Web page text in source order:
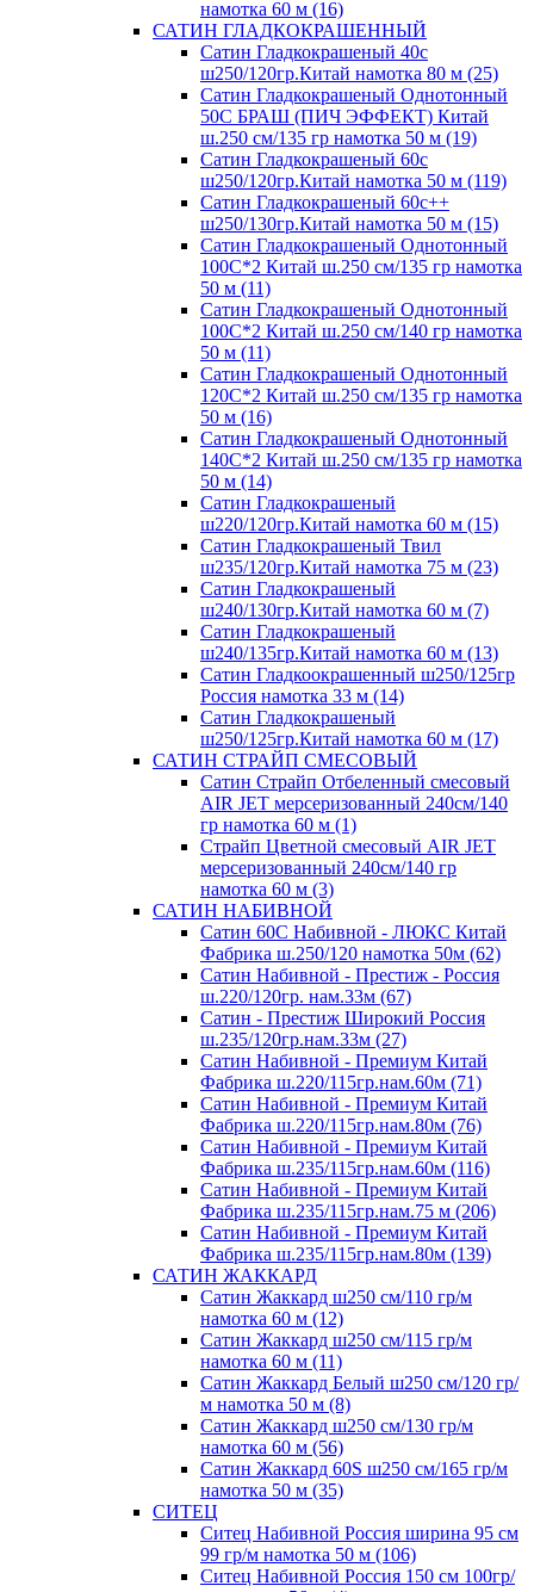
намотка 60 м (16)
САТИН ГЛАДКОКРАШЕННЫЙ
Сатин Гладкокрашеный 40с
ш250/120гр.Китай намотка 80 м (25)
Сатин Гладкокрашеный Однотонный
50С БРАШ (ПИЧ ЭФФЕКТ) Китай
ш.250 см/135 гр намотка 50 м (19)
Сатин Гладкокрашеный 60с
ш250/120гр.Китай намотка 50 м (119)
Сатин Гладкокрашеный 60с++
ш250/130гр.Китай намотка 50 м (15)
Сатин Гладкокрашеный Однотонный
100С*2 Китай ш.250 см/135 гр намотка
50 м (11)
Сатин Гладкокрашеный Однотонный
100С*2 Китай ш.250 см/140 гр намотка
50 м (11)
Сатин Гладкокрашеный Однотонный
120С*2 Китай ш.250 см/135 гр намотка
50 м (16)
Сатин Гладкокрашеный Однотонный
140С*2 Китай ш.250 см/135 гр намотка
50 м (14)
Сатин Гладкокрашеный
ш220/120гр.Китай намотка 60 м (15)
Сатин Гладкокрашеный Твил
ш235/120гр.Китай намотка 75 м (23)
Сатин Гладкокрашеный
ш240/130гр.Китай намотка 60 м (7)
Сатин Гладкокрашеный
ш240/135гр.Китай намотка 60 м (13)
Сатин Гладкоокрашенный ш250/125гр
Россия намотка 33 м (14)
Сатин Гладкокрашеный
ш250/125гр.Китай намотка 60 м (17)
САТИН СТРАЙП СМЕСОВЫЙ
Сатин Страйп Отбеленный смесовый
AIR JET мерсеризованный 240см/140
гр намотка 60 м (1)
Страйп Цветной смесовый AIR JET
мерсеризованный 240см/140 гр
намотка 60 м (3)
САТИН НАБИВНОЙ
Сатин 60С Набивной - ЛЮКС Китай
Фабрика ш.250/120 намотка 50м (62)
Сатин Набивной - Престиж - Россия
ш.220/120гр. нам.33м (67)
Сатин - Престиж Широкий Россия
ш.235/120гр.нам.33м (27)
Сатин Набивной - Премиум Китай
Фабрика ш.220/115гр.нам.60м (71)
Сатин Набивной - Премиум Китай
Фабрика ш.220/115гр.нам.80м (76)
Сатин Набивной - Премиум Китай
Фабрика ш.235/115гр.нам.60м (116)
Сатин Набивной - Премиум Китай
Фабрика ш.235/115гр.нам.75 м (206)
Сатин Набивной - Премиум Китай
Фабрика ш.235/115гр.нам.80м (139)
САТИН ЖАККАРД
Сатин Жаккард ш250 см/110 гр/м
намотка 60 м (12)
Сатин Жаккард ш250 см/115 гр/м
намотка 60 м (11)
Сатин Жаккард Белый ш250 см/120 гр/
м намотка 50 м (8)
Сатин Жаккард ш250 см/130 гр/м
намотка 60 м (56)
Сатин Жаккард 60S ш250 см/165 гр/м
намотка 50 м (35)
СИТЕЦ
Ситец Набивной Россия ширина 95 см
99 гр/м намотка 50 м (106)
Ситец Набивной Россия 150 см 100гр/